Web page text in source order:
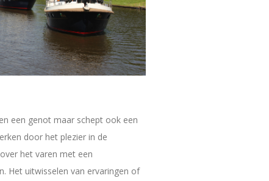
een genot maar schept ook een
door het plezier in de
het varen met een
Het uitwisselen van ervaringen of